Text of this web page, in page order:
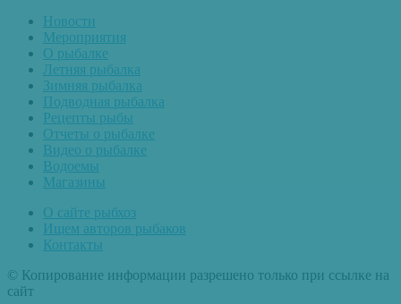
Новости
Мероприятия
О рыбалке
Летняя рыбалка
Зимняя рыбалка
Подводная рыбалка
Рецепты рыбы
Отчеты о рыбалке
Видео о рыбалке
Водоемы
Магазины
О сайте рыбхоз
Ищем авторов рыбаков
Контакты
© Копирование информации разрешено только при ссылке на
сайт